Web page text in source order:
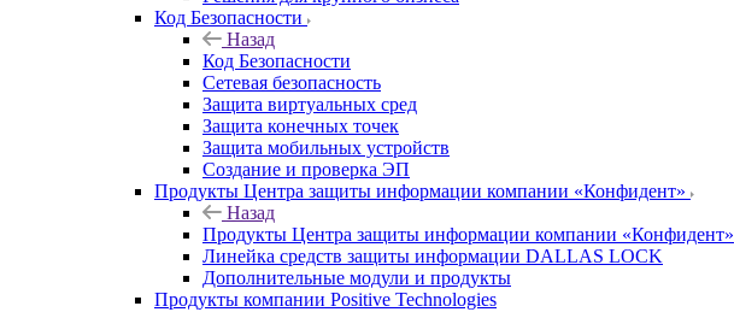
Код Безопасности
Назад
Код Безопасности
Сетевая безопасность
Защита виртуальных сред
Защита конечных точек
Защита мобильных устройств
Создание и проверка ЭП
Продукты Центра защиты информации компании «Конфидент»
Назад
Продукты Центра защиты информации компании «Конфидент»
Линейка средств защиты информации DALLAS LOCK
Дополнительные модули и продукты
Продукты компании Positive Technologies